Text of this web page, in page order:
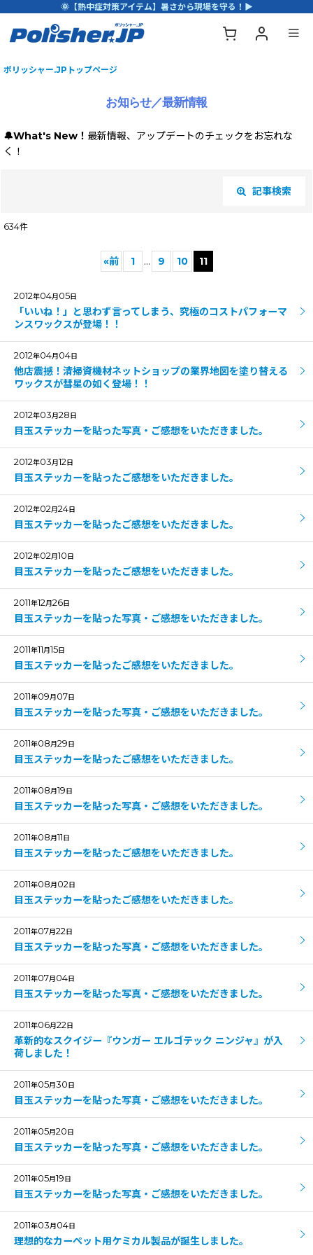
🌞【熱中症対策アイテム】暑さから現場を守る！▶
ポリッシャー.JPトップページ
お知らせ／最新情報
🔔What's New！ 最新情報、アップデートのチェックをお忘れな
く！
記事検索
カテゴリ:
634件
«前 1 ... 9 10 11
2012年04月05日
「いいね！」と思わず言ってしまう、究極のコストパフォーマ
ンスワックスが登場！！
2012年04月04日
他店震撼！清掃資機材ネットショップの業界地図を塗り替える
ワックスが彗星の如く登場！！
2012年03月28日
目玉ステッカーを貼った写真・ご感想をいただきました。
2012年03月12日
目玉ステッカーを貼ったご感想をいただきました。
2012年02月24日
目玉ステッカーを貼ったご感想をいただきました。
2012年02月10日
目玉ステッカーを貼ったご感想をいただきました。
2011年12月26日
目玉ステッカーを貼った写真・ご感想をいただきました。
2011年11月15日
目玉ステッカーを貼ったご感想をいただきました。
2011年09月07日
目玉ステッカーを貼った写真・ご感想をいただきました。
2011年08月29日
目玉ステッカーを貼ったご感想をいただきました。
2011年08月19日
目玉ステッカーを貼った写真・ご感想をいただきました。
2011年08月11日
目玉ステッカーを貼ったご感想をいただきました。
2011年08月02日
目玉ステッカーを貼ったご感想をいただきました。
2011年07月22日
目玉ステッカーを貼った写真・ご感想をいただきました。
2011年07月04日
目玉ステッカーを貼った写真・ご感想をいただきました。
2011年06月22日
革新的なスクイジー『ウンガー エルゴテック ニンジャ』が入
荷しました！
2011年05月30日
目玉ステッカーを貼った写真・ご感想をいただきました。
2011年05月20日
目玉ステッカーを貼った写真・ご感想をいただきました。
2011年05月19日
目玉ステッカーを貼った写真・ご感想をいただきました。
2011年03月04日
理想的なカーペット用ケミカル製品が誕生しました。